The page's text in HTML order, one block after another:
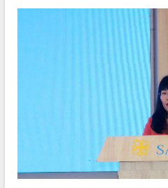
Gặp mặt các cơ quan báo chí nhân Kỷ
Khơi thông điểm nghẽn, đẩy nhanh
giải ngân vốn khắc phục thiên tai
HĐND tỉnh thông qua điều chỉnh Quy
hoạch tỉnh thời kỳ 2021-2030